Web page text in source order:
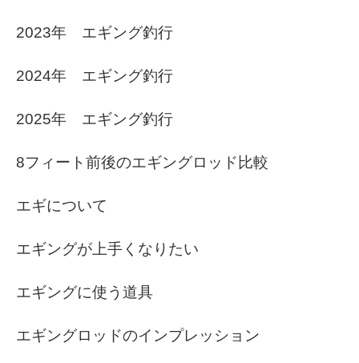
2023年 エギング釣行
2024年 エギング釣行
2025年 エギング釣行
8フィート前後のエギングロッド比較
エギについて
エギングが上手くなりたい
エギングに使う道具
エギングロッドのインプレッション